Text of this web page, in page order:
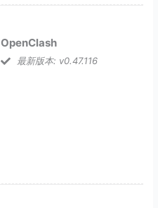
OpenClash
最新版本: v0.47.116